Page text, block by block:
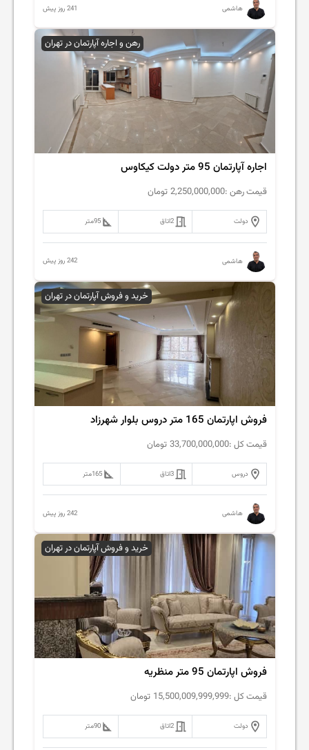
هاشمی 241 روز پیش
رهن و اجاره آپارتمان در تهران
اجاره آپارتمان 95 متر دولت کیکاوس
قیمت رهن :2,250,000,000 تومان
دولت 2اتاق 95متر
هاشمی 242 روز پیش
خرید و فروش آپارتمان در تهران
فروش اپارتمان 165 متر دروس بلوار شهرزاد
قیمت کل :33,700,000,000 تومان
دروس 3اتاق 165متر
هاشمی 242 روز پیش
خرید و فروش آپارتمان در تهران
فروش اپارتمان 95 متر منظریه
قیمت کل :15,500,009,999,999 تومان
دولت 2اتاق 90متر